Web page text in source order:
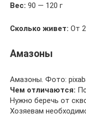
Вес: 90 — 120 г
Сколько живет: От
Амазоны
Амазоны. Фото:
Чем отличаются:
Нужно беречь от
Хозяевам